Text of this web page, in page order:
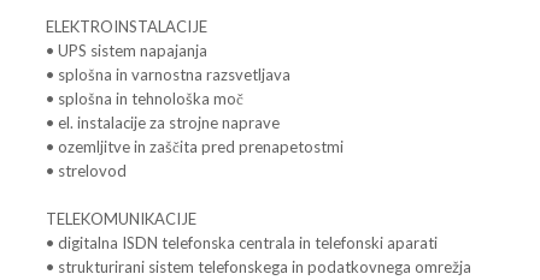
ELEKTROINSTALACIJE
• UPS sistem napajanja
• splošna in varnostna razsvetljava
• splošna in tehnološka moč
• el. instalacije za strojne naprave
• ozemljitve in zaščita pred prenapetostmi
• strelovod
TELEKOMUNIKACIJE
• digitalna ISDN telefonska centrala in telefonski aparati
• strukturirani sistem telefonskega in podatkovnega omrežja